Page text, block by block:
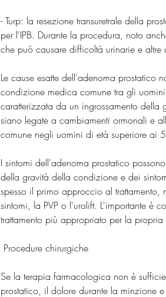
- Turp: la resezione transuretrale della
per l'IPB. Durante la procedura, noto
che può causare difficoltà urinarie e
Le cause esatte dell'adenoma prostatico
condizione medica comune tra gli
caratterizzata da un ingrossamento
siano legate a cambiamenti ormonali e
comune negli uomini di età superiore ai
I sintomi dell'adenoma prostatico
della gravità della condizione e dei
spesso il primo approccio al trattamento,
sintomi, la PVP o l'urolift. L'importante è
trattamento più appropriato per la
Procedure chirurgiche
Se la terapia farmacologica non è
prostatico, il dolore durante la minzione